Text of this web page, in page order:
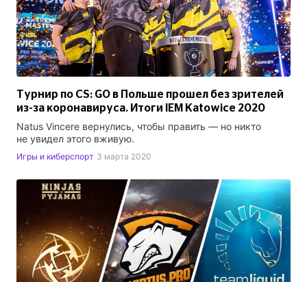
Турнир по CS: GO в Польше прошел без зрителей
из-за коронавируса. Итоги IEM Katowice 2020
Natus Vincere вернулись, чтобы править — но никто
не увидел этого вживую.
Игры и киберспорт 3 марта 2020